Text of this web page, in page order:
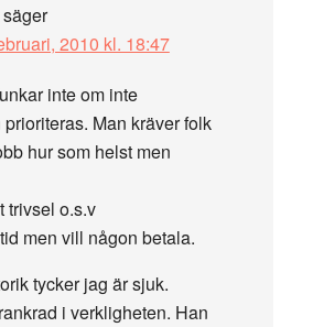
säger
2010 kl. 18:47
inte om inte
Man kräver folk
hur som helst men
trivsel o.s.v
men vill någon betala.
tycker jag är sjuk.
i verkligheten. Han